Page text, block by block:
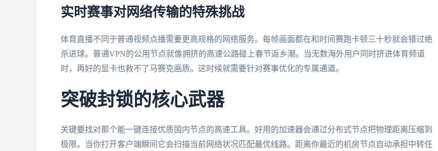
实时赛事对网络传输的特殊挑战
体育直播不同于普通视频点播需要更高规格的网络服务。每帧画面都在和时间赛跑卡顿三十秒就会错过绝
杀进球。普通VPN的公用节点就像拥挤的高速公路碰上春节返乡潮。当无数海外用户同时挤进体育频道
时，再好的显卡也救不了马赛克画质。这时候就需要针对赛事优化的专属通道。
突破封锁的核心武器
关键要找对那个能一键连接优质国内节点的高速工具。好用的加速器会通过分布式节点把物理距离压缩到
极限。当你打开客户端瞬间它会扫描当前网络状况匹配最优线路。距离你最近的机房节点自动承担中转任